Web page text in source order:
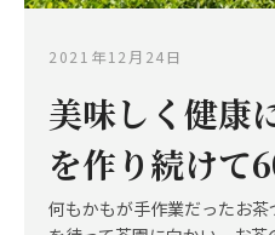
2021年12月24日
美味しく健康
を作り続けて
何もかもが手作業だったお